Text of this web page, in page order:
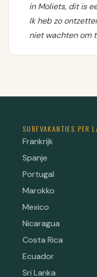
in Moliets, dit is
Ik heb zo
niet wachten om
SURFVAKANTIES PER
Frankrijk
Spanje
Portugal
Marokko
Mexico
Nicaragua
Costa Rica
Ecuador
Sri Lanka